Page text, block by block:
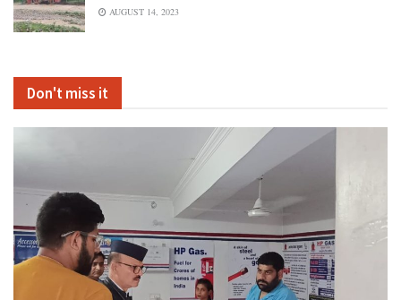
AUGUST 14, 2023
Don't miss it